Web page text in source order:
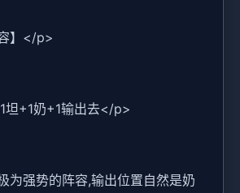
】</p>
坦+1奶+1输出去</p>
为强势的阵容,输出位置自然是奶